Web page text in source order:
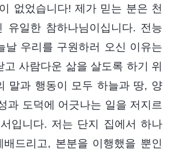
없었습니다! 제가 믿는 분은 천
유일한 참하나님이십니다. 전능
날 우리를 구원하러 오신 이유는
고 사람다운 삶을 살도록 하기 위
말과 행동이 모두 하늘과 땅, 양
과 도덕에 어긋나는 일을 저지르
입니다. 저는 단지 집에서 하나
드리고, 본분을 이행했을 뿐인